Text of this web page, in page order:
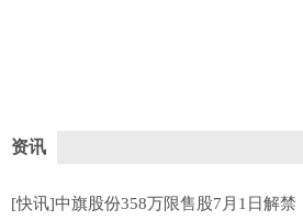
资讯
[快讯]中旗股份358万限售股7月1日解禁